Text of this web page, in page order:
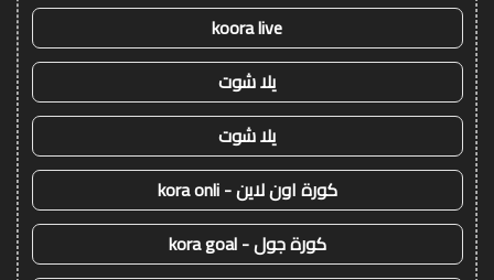
koora live
يلا شوت
يلا شوت
كورة اون لاين - kora onli
كورة جول - kora goal